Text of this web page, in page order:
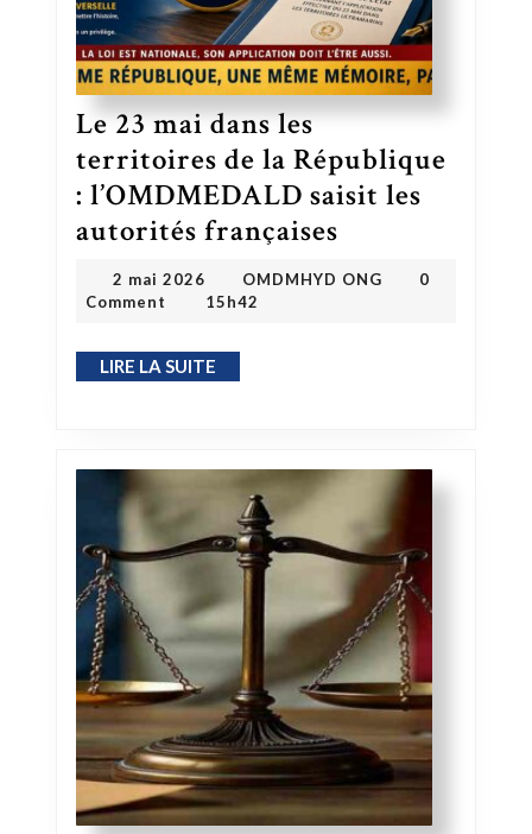
Le 23 mai dans les
territoires de la République
: l’OMDMEDALD saisit les
autorités françaises
2 mai 2026 2 mai 2026OMDMHYD ONG
0
Comment
15h42
LIRE LA SUITE